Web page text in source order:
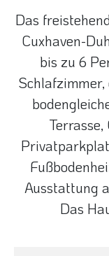
Das
Cuxhaven-
bis zu 6
Ausstattung
Das